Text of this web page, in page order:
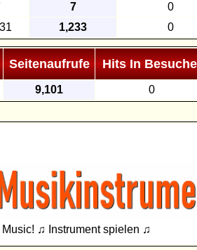
7
0
1,233 0
Seitenaufrufe Hits In
9,101 0
Music! ♫ Instrument spielen ♫